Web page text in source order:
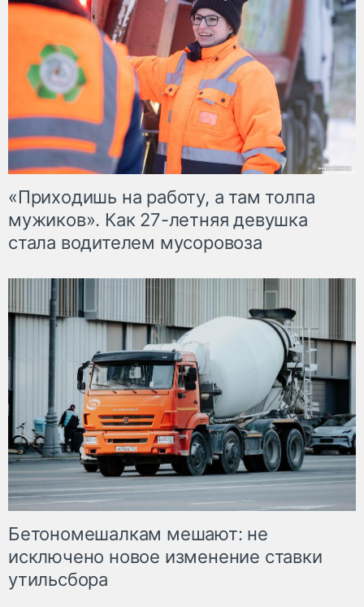
«Приходишь на работу, а там толпа
мужиков». Как 27-летняя девушка
стала водителем мусоровоза
Бетономешалкам мешают: не
исключено новое изменение ставки
утильсбора